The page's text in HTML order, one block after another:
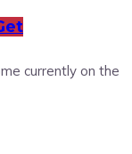
currently on the